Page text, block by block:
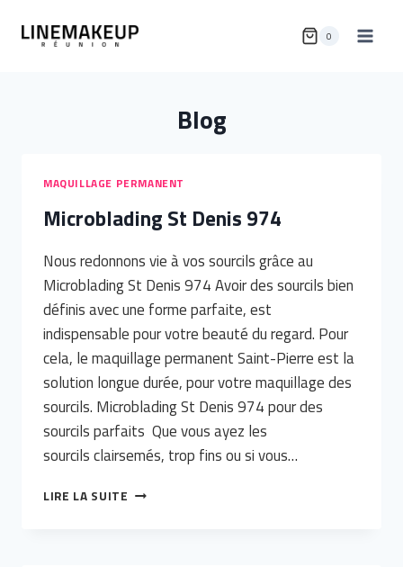
0
Blog
MAQUILLAGE PERMANENT
Microblading St Denis 974
Nous redonnons vie à vos sourcils grâce au
Microblading St Denis 974 Avoir des sourcils bien
définis avec une forme parfaite, est
indispensable pour votre beauté du regard. Pour
cela, le maquillage permanent Saint-Pierre est la
solution longue durée, pour votre maquillage des
sourcils. Microblading St Denis 974 pour des
sourcils parfaits Que vous ayez les
sourcils clairsemés, trop fins ou si vous…
LIRE LA SUITE MICROBLADING